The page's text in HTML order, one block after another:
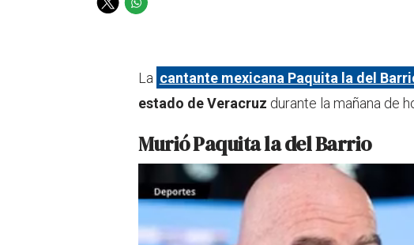
T
W
s
p
La cantante mexicana Paquita la del
estado de Veracruz durante la mañana de
Murió Paquita la del Barrio